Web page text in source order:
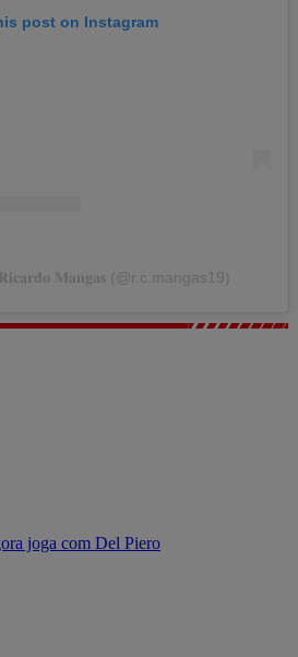
post on Instagram
𝐌𝐚𝐧𝐠𝐚𝐬 (@r.c.mangas19)
joga com Del Piero